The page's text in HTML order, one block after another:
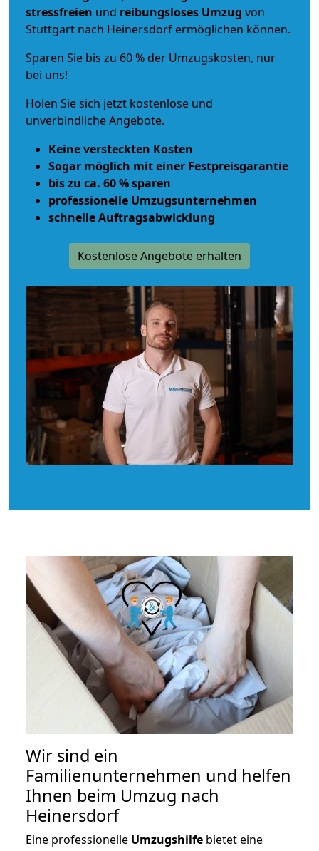
stressfreien und reibungsloses Umzug von
Stuttgart nach Heinersdorf ermöglichen können.
Sparen Sie bis zu 60 % der Umzugskosten, nur
bei uns!
Holen Sie sich jetzt kostenlose und
unverbindliche Angebote.
Keine versteckten Kosten
Sogar möglich mit einer Festpreisgarantie
bis zu ca. 60 % sparen
professionelle Umzugsunternehmen
schnelle Auftragsabwicklung
Kostenlose Angebote erhalten
Wir sind ein
Familienunternehmen und helfen
Ihnen beim Umzug nach
Heinersdorf
Eine professionelle Umzugshilfe bietet eine